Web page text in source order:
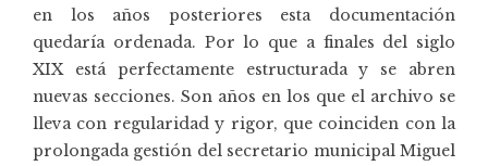
en los años posteriores esta documentación
quedaría ordenada. Por lo que a finales del siglo
XIX está perfectamente estructurada y se abren
nuevas secciones. Son años en los que el archivo se
lleva con regularidad y rigor, que coinciden con la
prolongada gestión del secretario municipal Miguel